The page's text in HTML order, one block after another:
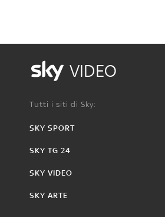
VIDEO
Tutti i siti di Sky:
SKY SPORT
SKY TG 24
SKY VIDEO
SKY ARTE